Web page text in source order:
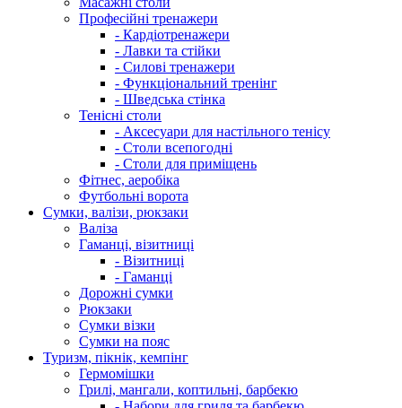
Професійні тренажери
- Кардіотренажери
- Лавки та стійки
- Силові тренажери
- Функціональний тренінг
- Шведська стінка
Тенісні столи
- Аксесуари для настільного тенісу
- Столи всепогодні
- Столи для приміщень
Фітнес, аеробіка
Футбольні ворота
Сумки, валізи, рюкзаки
Валіза
Гаманці, візитниці
- Візитниці
- Гаманці
Дорожні сумки
Рюкзаки
Сумки візки
Сумки на пояс
Туризм, пікнік, кемпінг
Гермомішки
Грилі, мангали, коптильні, барбекю